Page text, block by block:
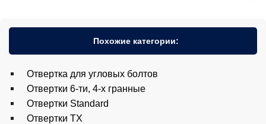
Похожие категории:
Отвертка для угловых болтов
Отвертки 6-ти, 4-х гранные
Отвертки Standard
Отвертки TX